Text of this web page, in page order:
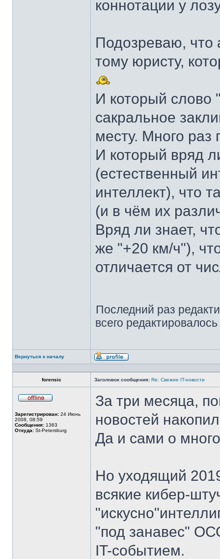
коннотации у
Подозреваю, что
тому юристу,
И который слово
сакральное
месту. Много раз
И который вряд
(естественный
интеллект), что
(и в чём их
Вряд ли знает,
же "+20 км/ч"),
отличается от
Последний раз
всего
Вернуться к началу
Профиль
forensic Заголовок сообщения: Re: Свежие IT-новости
сети
Зарегистрирован: 24 Июнь
2008, 08:59
Сообщения: 1363
Откуда: St-Petersburg
За три месяца,
новостей
Да и сами о
Но уходящий
всякие кибер-
"под занавес"
IT-событием.